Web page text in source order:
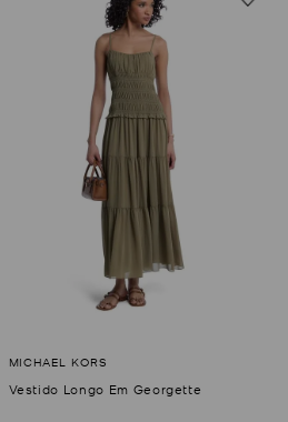
Vestido Longo Em Georgette